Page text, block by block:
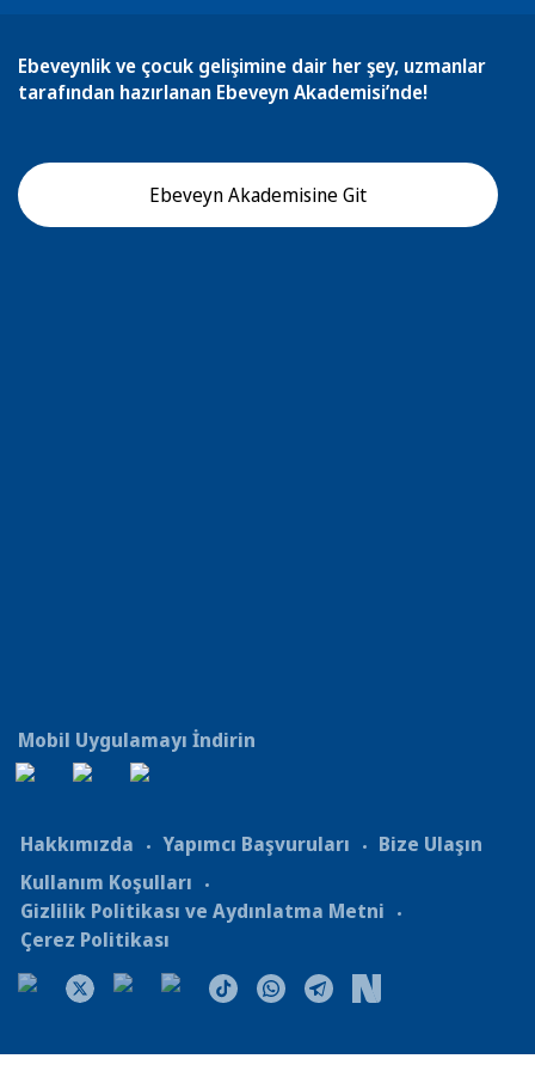
Ebeveynlik ve çocuk gelişimine dair her şey, uzmanlar
tarafından hazırlanan Ebeveyn Akademisi’nde!
Ebeveyn Akademisine Git
Mobil Uygulamayı İndirin
Hakkımızda Yapımcı Başvuruları
Bize Ulaşın
Kullanım Koşulları
Gizlilik Politikası ve Aydınlatma Metni
Çerez Politikası